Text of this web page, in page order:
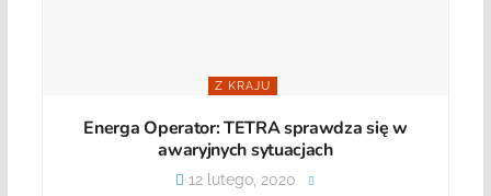
Z KRAJU
Energa Operator: TETRA sprawdza się w
awaryjnych sytuacjach
12 lutego, 2020